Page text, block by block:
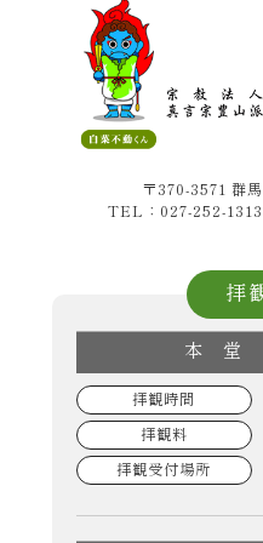
〒370-3571 群
TEL：027-252-
拝
本 堂
拝観時間
拝観料
拝観受付場所